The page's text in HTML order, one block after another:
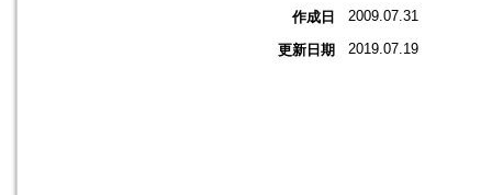
作成日 2009.07.31
更新日期 2019.07.19